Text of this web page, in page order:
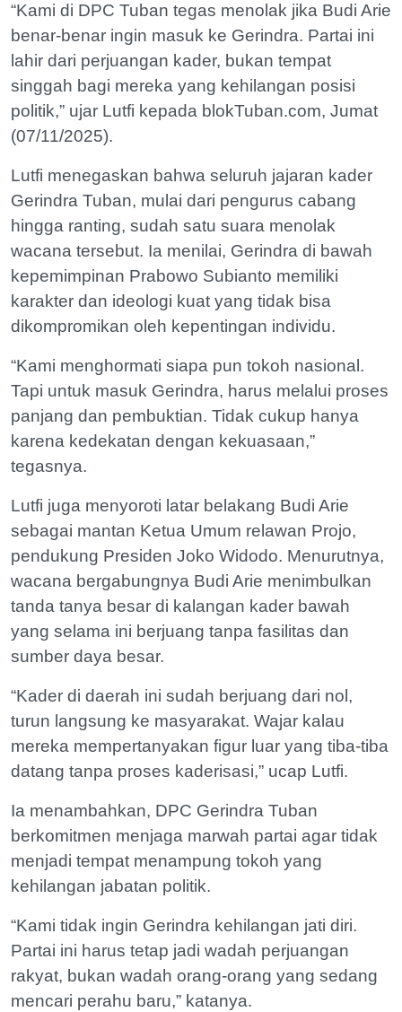
“Kami di DPC Tuban tegas menolak jika Budi Arie
benar-benar ingin masuk ke Gerindra. Partai ini
lahir dari perjuangan kader, bukan tempat
singgah bagi mereka yang kehilangan posisi
politik,” ujar Lutfi kepada blokTuban.com, Jumat
(07/11/2025).
Lutfi menegaskan bahwa seluruh jajaran kader
Gerindra Tuban, mulai dari pengurus cabang
hingga ranting, sudah satu suara menolak
wacana tersebut. Ia menilai, Gerindra di bawah
kepemimpinan Prabowo Subianto memiliki
karakter dan ideologi kuat yang tidak bisa
dikompromikan oleh kepentingan individu.
“Kami menghormati siapa pun tokoh nasional.
Tapi untuk masuk Gerindra, harus melalui proses
panjang dan pembuktian. Tidak cukup hanya
karena kedekatan dengan kekuasaan,”
tegasnya.
Lutfi juga menyoroti latar belakang Budi Arie
sebagai mantan Ketua Umum relawan Projo,
pendukung Presiden Joko Widodo. Menurutnya,
wacana bergabungnya Budi Arie menimbulkan
tanda tanya besar di kalangan kader bawah
yang selama ini berjuang tanpa fasilitas dan
sumber daya besar.
“Kader di daerah ini sudah berjuang dari nol,
turun langsung ke masyarakat. Wajar kalau
mereka mempertanyakan figur luar yang tiba-tiba
datang tanpa proses kaderisasi,” ucap Lutfi.
Ia menambahkan, DPC Gerindra Tuban
berkomitmen menjaga marwah partai agar tidak
menjadi tempat menampung tokoh yang
kehilangan jabatan politik.
“Kami tidak ingin Gerindra kehilangan jati diri.
Partai ini harus tetap jadi wadah perjuangan
rakyat, bukan wadah orang-orang yang sedang
mencari perahu baru,” katanya.